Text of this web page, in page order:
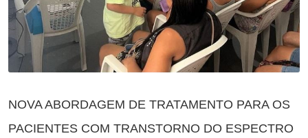
NOVA ABORDAGEM DE TRATAMENTO PARA OS
PACIENTES COM TRANSTORNO DO ESPECTRO